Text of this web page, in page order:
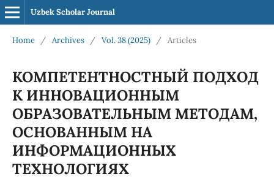
Uzbek Scholar Journal
Home / Archives / Vol. 38 (2025) / Articles
КОМПЕТЕНТНОСТНЫЙ ПОДХОД
К ИННОВАЦИОННЫМ
ОБРАЗОВАТЕЛЬНЫМ МЕТОДАМ,
ОСНОВАННЫМ НА
ИНФОРМАЦИОННЫХ
ТЕХНОЛОГИЯХ